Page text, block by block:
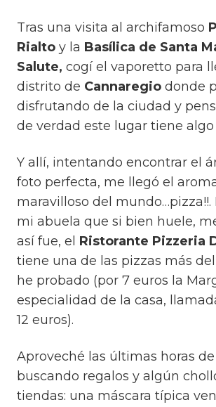
Tras una visita al archifamoso
Rialto y la Basílica de Santa
Salute, cogí el vaporetto para
distrito de Cannaregio donde
disfrutando de la ciudad y
de verdad este lugar tiene
Y allí, intentando encontrar el
foto perfecta, me llegó el
maravilloso del mundo…pizza!!.
mi abuela que si bien huele,
así fue, el Ristorante Pizzeria
tiene una de las pizzas más
he probado (por 7 euros la
especialidad de la casa,
12 euros).
Aproveché las últimas horas
buscando regalos y algún
tiendas: una máscara típica